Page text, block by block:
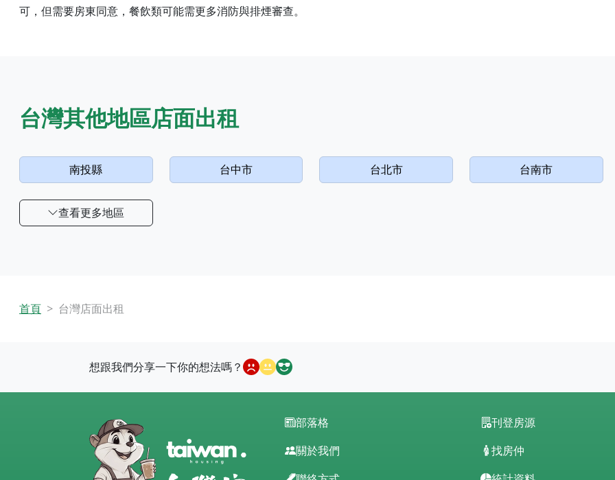
可，但需要房東同意，餐飲類可能需更多消防與排煙審查。
台灣其他地區店面出租
南投縣 台中市 台北市 台南市
查看更多地區
首頁 台灣店面出租
想跟我們分享一下你的想法嗎？
部落格
關於我們
刊登房源
找房仲